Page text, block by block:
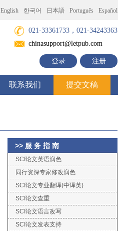
English 한국어 日本語 Português Español
021-33361733，021-34243363
chinasupport@letpub.com
登录 注册
联系我们 提交文稿
>> 服 务 指 南
SCI论文英语润色
同行资深专家修改润色
SCI论文专业翻译(中译英)
SCI论文查重
SCI论文语言改写
SCI论文发表支持